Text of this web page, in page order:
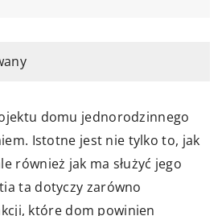
domu jednorodzinnego
Istotne jest nie tylko to, jak
również jak ma służyć jego
ta dotyczy zarówno
które dom powinien